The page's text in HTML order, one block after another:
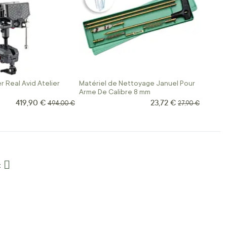
Real Avid Atelier
Prix Spécial
419,90 € Prix normal
494,00 €
Matériel de Nettoyage Januel Pour
Arme De Calibre 8 mm
Prix Spécial
23,72 € Prix normal
27,90 €